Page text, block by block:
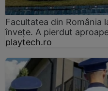
Facultatea din România
înveţe. A pierdut
playtech.ro